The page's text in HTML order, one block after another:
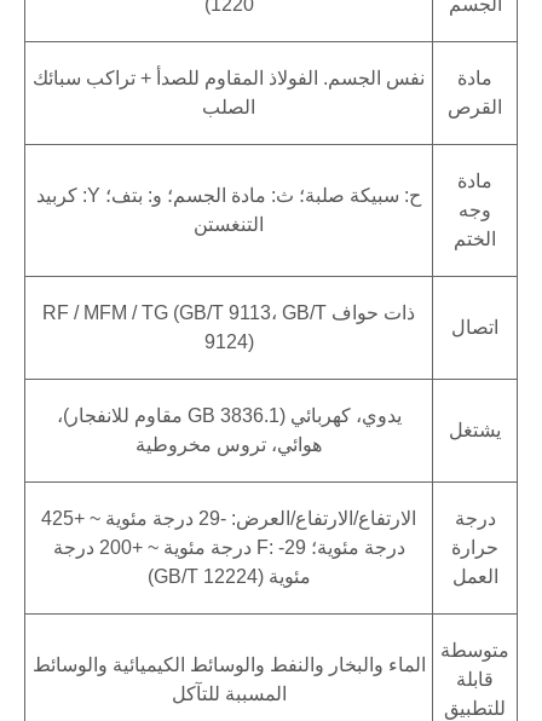
الجسم
1220)
مادة
القرص
نفس الجسم. الفولاذ المقاوم للصدأ + تراكب سبائك
الصلب
مادة
وجه
الختم
ح: سبيكة صلبة؛ ث: مادة الجسم؛ و: بتف؛ Y: كربيد
التنغستن
اتصال
ذات حواف RF / MFM / TG ​​(GB/T 9113، GB/T
9124)
يشتغل
يدوي، كهربائي (GB 3836.1 مقاوم للانفجار)،
هوائي، تروس مخروطية
درجة
حرارة
العمل
الارتفاع/الارتفاع/العرض: -29 درجة مئوية ~ +425
درجة مئوية؛ F: -29 درجة مئوية ~ +200 درجة
مئوية (GB/T 12224)
متوسطة
قابلة
للتطبيق
الماء والبخار والنفط والوسائط الكيميائية والوسائط
المسببة للتآكل